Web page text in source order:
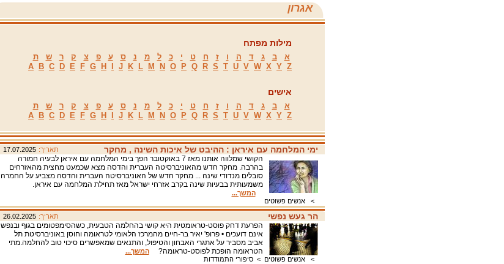
אגרון
מילות מפתח
א ב ג ד ה ו ז ח ט י כ ל מ נ ס ע פ צ ק ר ש
ת
A
B C D E F G H J K L M N O P Q R S T U V W X Y Z
אישים
א ב ג ד ה ו ז ח ט י כ ל מ נ ס ע פ צ ק ר ש
ת
A
B C D E F G H J K L M N O P Q R S T U V W X Y Z
ימי המלחמה עם איראן : ההיבט של איכות השינה , מחקר תאריך: 17.07.2025
הקושי שמלווה אותנו מאז 7 באוקטובר הפך בימי המלחמה עם איראן לבעיה חמורה
בהרבה. מחקר חדש מהאוניברסיטה העברית והדסה מצא שכמעט מחצית מהאזרחים
סובלים מנדודי שינה ... מחקר חדש של האוניברסיטה העברית והדסה מצביע על החמרה
משמעותית בבעיות שינה בקרב אזרחי ישראל מאז תחילת המלחמה עם איראן.
המשך...
>
אנשים פשוטים
הר געש נפשי תאריך: 26.02.2025
הפרעת דחק פוסט-טראומטית היא קושי בהחלמה הטבעית, כשהסימפטומים בגוף ובנפש
אינם דועכים • פרופ' יאיר בר-חיים מהמרכז הלאומי לטראומה וחוסן באוניברסיטת תל
אביב מסביר על אתגרי האבחון והטיפול, והתנאים שמאפשרים סיכוי טוב להחלמה.מתי
הטראומה הופכת לפוסט-טראומה?המשך...
>
אנשים פשוטים >סיפורי התמודדות